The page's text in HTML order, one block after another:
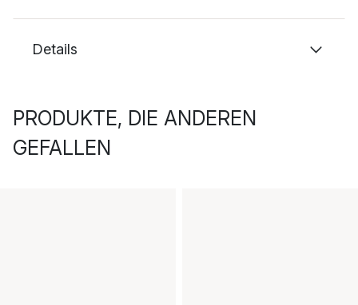
Details
PRODUKTE, DIE ANDEREN
GEFALLEN